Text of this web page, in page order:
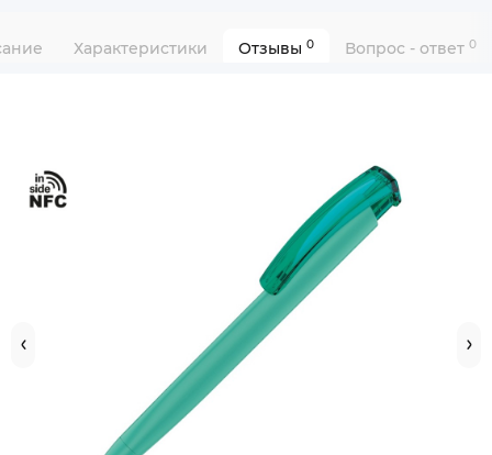
Характеристики Отзывы 0 Вопрос - ответ 0